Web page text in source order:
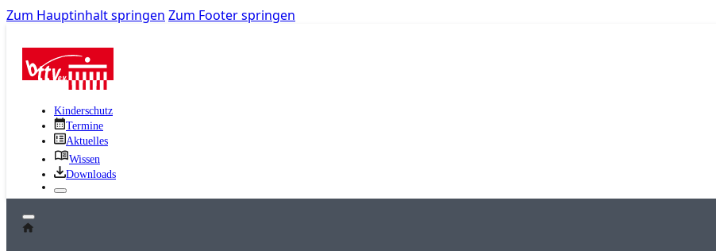
Zum Hauptinhalt springen Zum Footer springen
Kinderschutz
Termine
Aktuelles
Wissen
Downloads